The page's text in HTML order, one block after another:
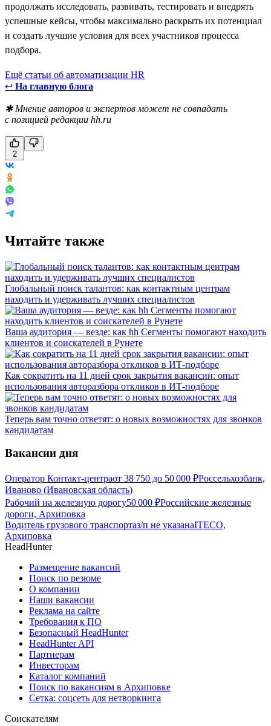
продолжать исследовать, развивать, тестировать и внедрять
успешные кейсы, чтобы максимально раскрыть их потенциал
и создать лучшие условия для всех участников процесса
подбора.
Ещё статьи об автоматизации HR
↩ На главную блога
✱ Мнение авторов и экспертов может не совпадать
с позицией редакции hh.ru
2
Читайте также
Глобальный поиск талантов: как контактным центрам
находить и удерживать лучших специалистов
Ваша аудитория — везде: как hh Сегменты помогают находить
клиентов и соискателей в Рунете
Как сократить на 11 дней срок закрытия вакансии: опыт
использования авторазбора откликов в ИТ-подборе
Теперь вам точно ответят: о новых возможностях для звонков
кандидатам
Вакансии дня
Оператор Контакт-центраот 38 750 до 50 000 ₽Россельхозбанк,
Иваново (Ивановская область)
Рабочий на железную дорогу50 000 ₽Российские железные
дороги, Архиповка
Водитель грузового транспортаз/п не указанаITECO,
Архиповка
HeadHunter
Размещение вакансий
Поиск по резюме
О компании
Наши вакансии
Реклама на сайте
Требования к ПО
Безопасный HeadHunter
HeadHunter API
Партнерам
Инвесторам
Каталог компаний
Поиск по вакансиям в Архиповке
Сетка: соцсеть для нетворкинга
Соискателям